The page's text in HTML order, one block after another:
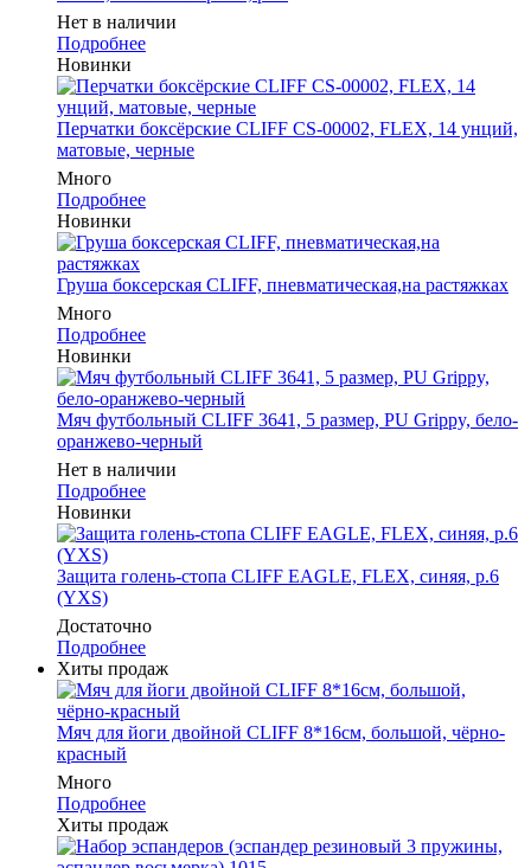
Нет в наличии
Подробнее
Новинки
Перчатки боксёрские CLIFF CS-00002, FLEX, 14 унций,
матовые, черные
Много
Подробнее
Новинки
Груша боксерская CLIFF, пневматическая,на растяжках
Много
Подробнее
Новинки
Мяч футбольный CLIFF 3641, 5 размер, PU Grippy, бело-
оранжево-черный
Нет в наличии
Подробнее
Новинки
Защита голень-стопа CLIFF EAGLE, FLEX, синяя, р.6
(YXS)
Достаточно
Подробнее
Хиты продаж
Мяч для йоги двойной CLIFF 8*16см, большой, чёрно-
красный
Много
Подробнее
Хиты продаж